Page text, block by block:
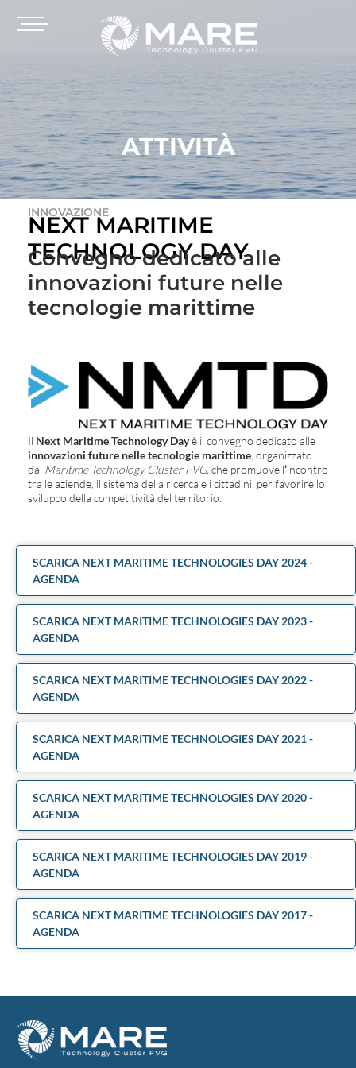
ATTIVITÀ
INNOVAZIONE
NEXT MARITIME
TECHNOLOGY DAY
Convegno dedicato alle
innovazioni future nelle
tecnologie marittime
Il Next Maritime Technology Dayè il convegno dedicato alle
innovazioni future nelle tecnologie marittime , organizzato
dal Maritime Technology Cluster FVG, che promuove l’incontro
tra le aziende, il sistema della ricerca e i cittadini, per favorire lo
sviluppo della competitività del territorio.
SCARICA NEXT MARITIME TECHNOLOGIES DAY 2024 -
AGENDA
SCARICA NEXT MARITIME TECHNOLOGIES DAY 2023 -
AGENDA
SCARICA NEXT MARITIME TECHNOLOGIES DAY 2022 -
AGENDA
SCARICA NEXT MARITIME TECHNOLOGIES DAY 2021 -
AGENDA
SCARICA NEXT MARITIME TECHNOLOGIES DAY 2020 -
AGENDA
SCARICA NEXT MARITIME TECHNOLOGIES DAY 2019 -
AGENDA
SCARICA NEXT MARITIME TECHNOLOGIES DAY 2017 -
AGENDA